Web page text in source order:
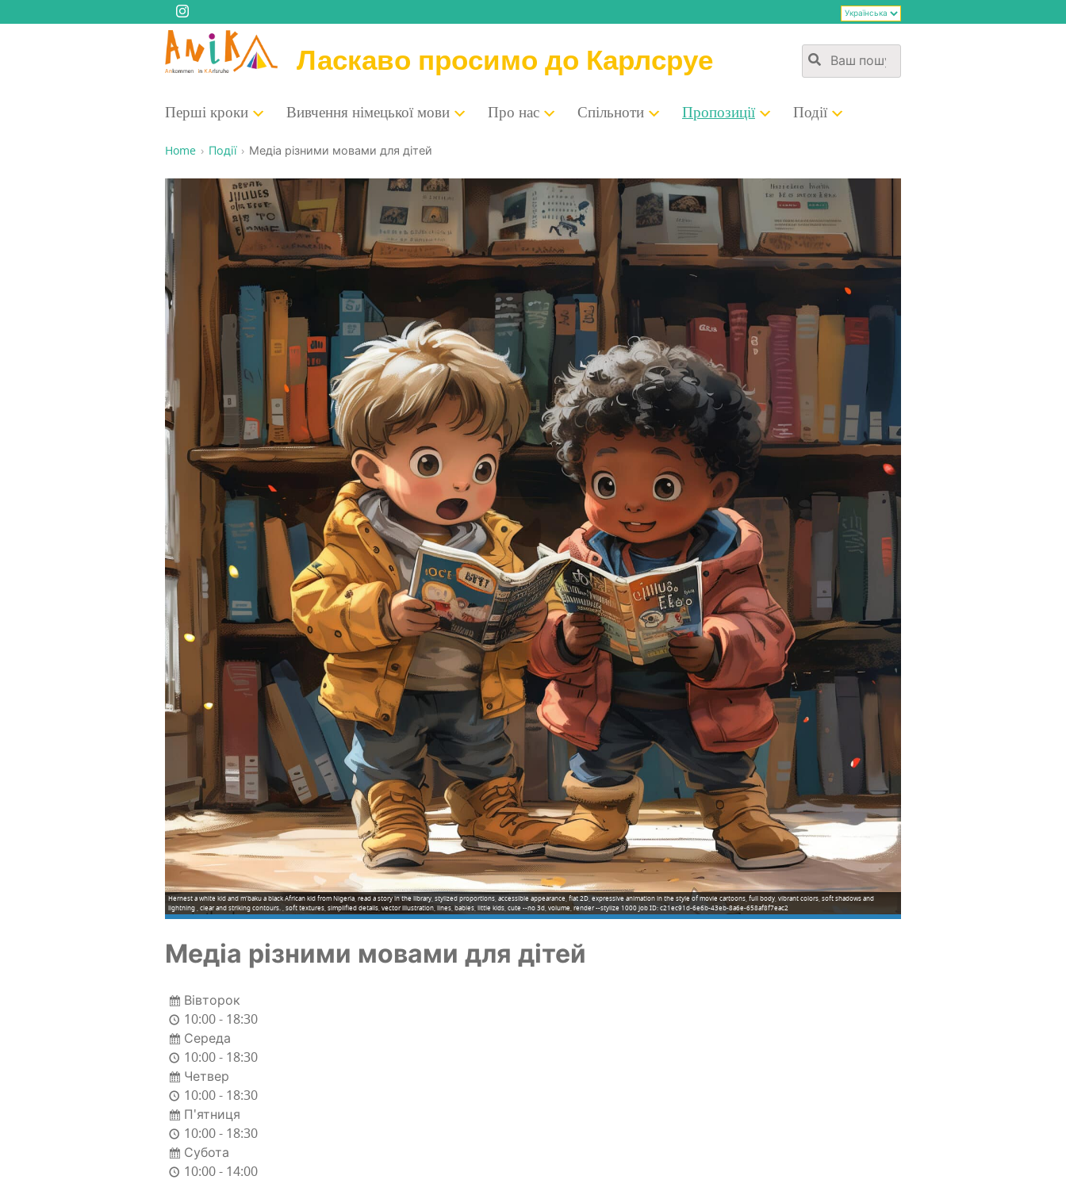
Ласкаво просимо до Карлсруе
Пер­ші кроки Вивче­н­ня німе­цької мови Про нас Спіль­но­ти Про­по­зи­ції Події
Home Події Медіа різни­ми мова­ми для дітей
Hernest a white kid and m'baku a black African kid from Nigeria, read a story in the library, stylized proportions, accessible appearance, flat 2D, expressive animation in the style of movie cartoons, full body, vibrant colors, soft shadows and
lightning , clear and striking contours. , soft textures, simplified details, vector illustration, lines, babies, little kids, cute --no 3d, volume, render --stylize 1000 Job ID: c21ec91d-6e6b-43eb-8a6e-658af8f7eac2
Медіа різни­ми мова­ми для дітей
Вівторок
10:00 - 18:30
Середа
10:00 - 18:30
Четвер
10:00 - 18:30
П'ятниця
10:00 - 18:30
Субота
10:00 - 14:00